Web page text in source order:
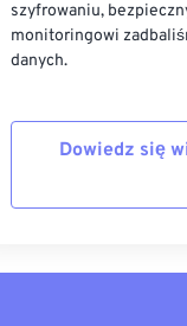
szyfrowaniu,
monitoringowi
danych.
Dowiedz się